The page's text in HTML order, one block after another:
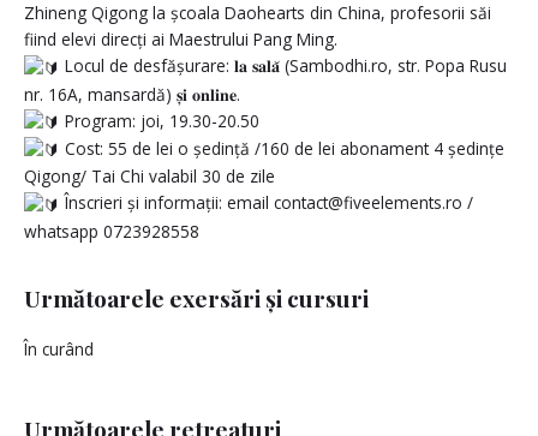
Zhineng Qigong la școala Daohearts din China, profesorii săi
fiind elevi direcți ai Maestrului Pang Ming.
Locul de desfășurare: 𝐥𝐚 𝐬𝐚𝐥𝐚̆ (Sambodhi.ro, str. Popa Rusu
nr. 16A, mansardă) 𝐬̦𝐢 𝐨𝐧𝐥𝐢𝐧𝐞.
Program: joi, 19.30-20.50
Cost: 55 de lei o ședință /160 de lei abonament 4 ședințe
Qigong/ Tai Chi valabil 30 de zile
Înscrieri și informații: email contact@fiveelements.ro /
whatsapp 0723928558
Următoarele exersări și cursuri
În curând
Următoarele retreaturi